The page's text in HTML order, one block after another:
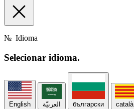
№ Idioma
Selecionar idioma.
English العربيّة български català